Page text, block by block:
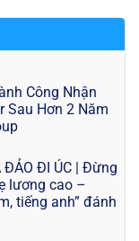
Công Nhận
Sau Hơn 2 Năm
ĐẢO ĐI ÚC | Đừng
lương cao –
tiếng anh” đánh